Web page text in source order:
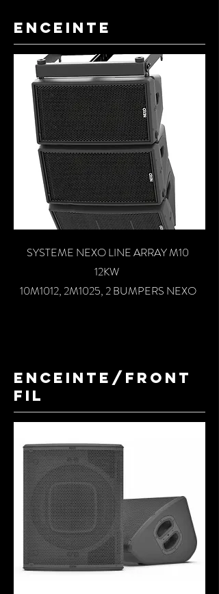
ENCEINTE
SYSTEME NEXO LINE ARRAY M10
12KW
10M1012, 2M1025, 2 BUMPERS NEXO
ENCEINTE/FRONT
FIL